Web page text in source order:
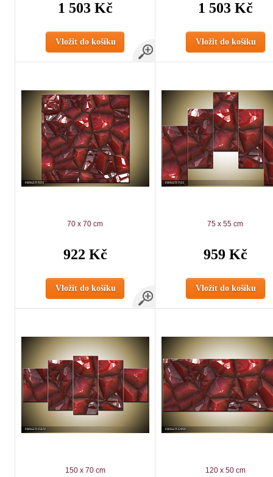
1 503 Kč
Vložit do košíku
1 503 Kč
Vložit do košíku
70 x 70 cm
922 Kč
Vložit do košíku
75 x 55 cm
959 Kč
Vložit do košíku
150 x 70 cm 120 x 50 cm